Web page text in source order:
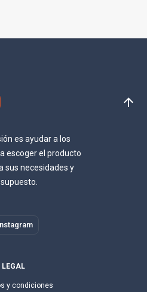
es ayudar a los
escoger el producto
sus necesidades y
LEGAL
y condiciones